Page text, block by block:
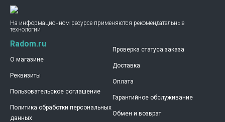
На информационном ресурсе применяются рекомендательные
технологии
Radom.ru
О магазине
Реквизиты
Пользовательское соглашение
Политика обработки персональных
данных
Проверка статуса заказа
Доставка
Оплата
Гарантийное обслуживание
Обмен и возврат